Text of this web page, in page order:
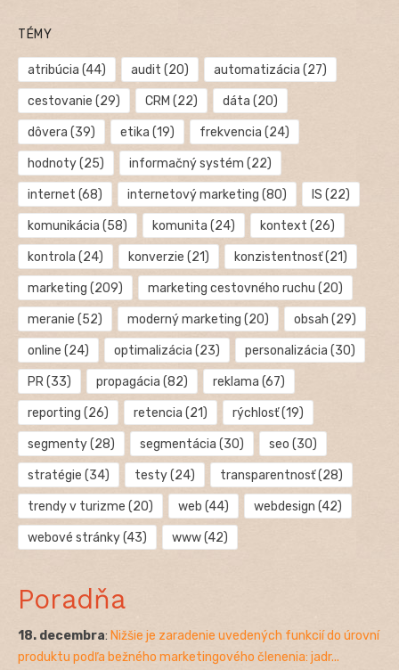
TÉMY
atribúcia (44) audit (20) automatizácia (27)
cestovanie (29) CRM (22) dáta (20)
dôvera (39) etika (19) frekvencia (24)
hodnoty(25) informačný systém (22)
internet (68) internetový marketing (80) IS (22)
komunikácia (58) komunita (24) kontext (26)
kontrola (24) konverzie (21) konzistentnosť(21)
marketing (209) marketing cestovného ruchu (20)
meranie (52) moderný marketing (20) obsah (29)
online (24) optimalizácia (23) personalizácia (30)
PR(33) propagácia (82) reklama (67)
reporting (26) retencia (21) rýchlosť(19)
segmenty(28) segmentácia (30) seo (30)
stratégie (34) testy(24) transparentnosť(28)
trendy v turizme (20) web (44) webdesign (42)
webové stránky(43) www(42)
Poradňa
18. decembra: Nižšie je zaradenie uvedených funkcií do úrovní
produktu podľa bežného marketingového členenia: jadr...